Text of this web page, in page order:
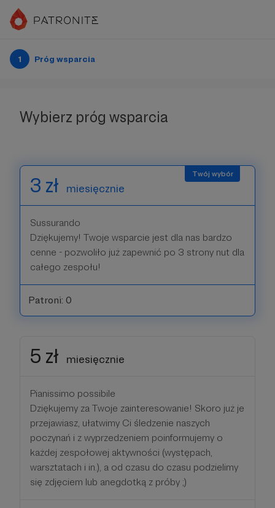
1 Próg wsparcia
Wybierz próg wsparcia
3 zł miesięcznie
Sussurando
Dziękujemy! Twoje wsparcie jest dla nas bardzo
cenne - pozwoliło już zapewnić po 3 strony nut dla
całego zespołu!
Patroni: 0
5 zł miesięcznie
Pianissimo possibile
Dziękujemy za Twoje zainteresowanie! Skoro już je
przejawiasz, ułatwimy Ci śledzenie naszych
poczynań i z wyprzedzeniem poinformujemy o
każdej zespołowej aktywności (występach,
warsztatach i in.), a od czasu do czasu podzielimy
się zdjęciem lub anegdotką z próby ;)